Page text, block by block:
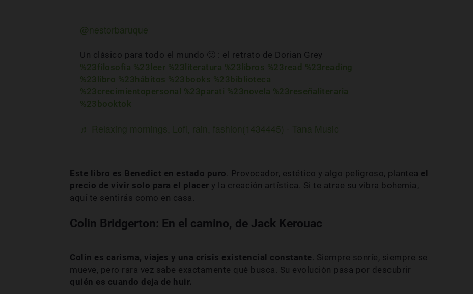
@nestorbaruque
Un clásico para todo el mundo 🙂 : el retrato de Dorian Grey
%23filosofia %23leer %23literatura %23libros %23read %23reading
%23libro %23hábitos %23books %23biblioteca
%23crecimientopersonal %23parati %23novela %23reseñaliteraria
%23booktok
♬ Relaxing mornings, Lofi, rain, fashion(1434445) - Tana Music
Este libro es Benedict en estado puro . Provocador, estético y algo peligroso, plantea el
precio de vivir solo para el placer y la creación artística. Si te atrae su vibra bohemia,
aquí te sentirás como en casa.
Colin Bridgerton: En el camino, de Jack Kerouac
Colin es carisma, viajes y una crisis existencial constante . Siempre sonríe, siempre se
mueve, pero rara vez sabe exactamente qué busca. Su evolución pasa por descubrir
quién es cuando deja de huir.